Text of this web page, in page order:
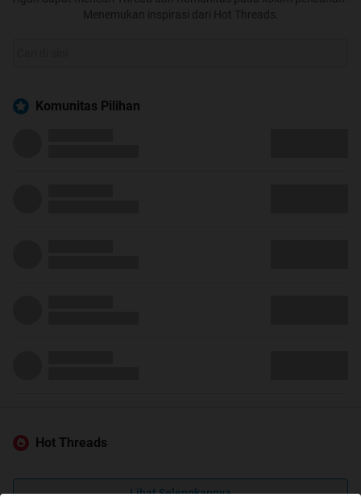
Menemukan inspirasi dari Hot Threads.
Komunitas Pilihan
Hot Threads
Lihat Selengkapnya